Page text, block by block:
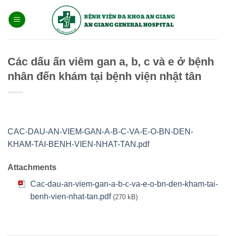
qua
Các dấu ấn viêm gan a, b, c và e ở bệnh
nhân đến khám tại bệnh viện nhật tân
CAC-DAU-AN-VIEM-GAN-A-B-C-VA-E-O-BN-DEN-
KHAM-TAI-BENH-VIEN-NHAT-TAN.pdf
Attachments
Cac-dau-an-viem-gan-a-b-c-va-e-o-bn-den-kham-tai-
benh-vien-nhat-tan.pdf (270 kB)